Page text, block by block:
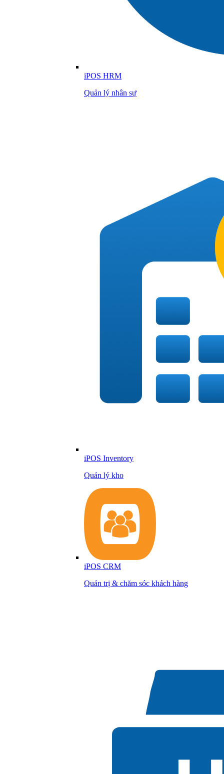
iPOS HRM
Quản lý nhân sự
iPOS Inventory
Quản lý kho
iPOS CRM
Quản trị & chăm sóc khách hàng